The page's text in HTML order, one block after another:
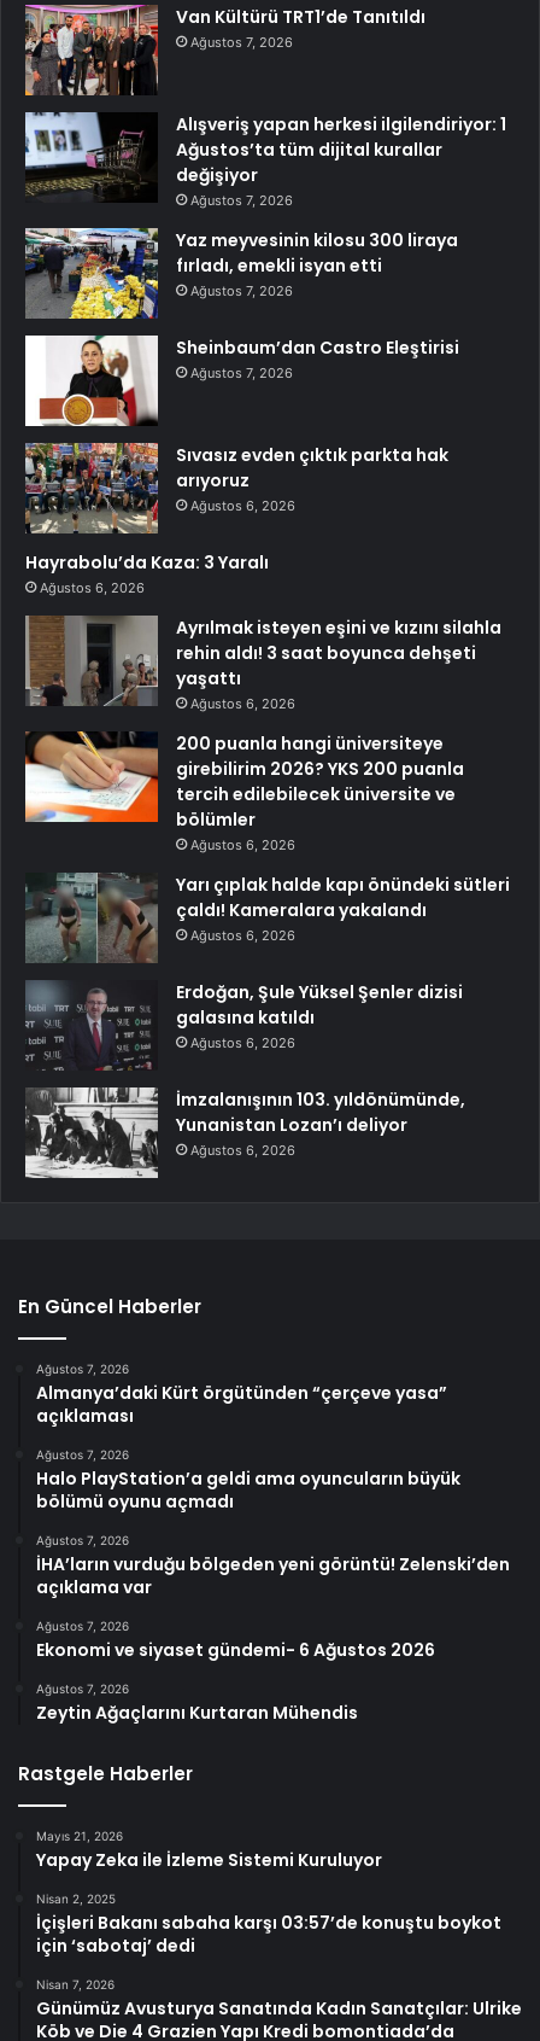
Van Kültürü TRT1’de Tanıtıldı
Ağustos 7, 2026
Alışveriş yapan herkesi ilgilendiriyor: 1
Ağustos’ta tüm dijital kurallar
değişiyor
Ağustos 7, 2026
Yaz meyvesinin kilosu 300 liraya
fırladı, emekli isyan etti
Ağustos 7, 2026
Sheinbaum’dan Castro Eleştirisi
Ağustos 7, 2026
Sıvasız evden çıktık parkta hak
arıyoruz
Ağustos 6, 2026
Hayrabolu’da Kaza: 3 Yaralı
Ağustos 6, 2026
Ayrılmak isteyen eşini ve kızını silahla
rehin aldı! 3 saat boyunca dehşeti
yaşattı
Ağustos 6, 2026
200 puanla hangi üniversiteye
girebilirim 2026? YKS 200 puanla
tercih edilebilecek üniversite ve
bölümler
Ağustos 6, 2026
Yarı çıplak halde kapı önündeki sütleri
çaldı! Kameralara yakalandı
Ağustos 6, 2026
Erdoğan, Şule Yüksel Şenler dizisi
galasına katıldı
Ağustos 6, 2026
İmzalanışının 103. yıldönümünde,
Yunanistan Lozan’ı deliyor
Ağustos 6, 2026
En Güncel Haberler
Ağustos 7, 2026
Almanya’daki Kürt örgütünden “çerçeve yasa”
açıklaması
Ağustos 7, 2026
Halo PlayStation’a geldi ama oyuncuların büyük
bölümü oyunu açmadı
Ağustos 7, 2026
İHA’ların vurduğu bölgeden yeni görüntü! Zelenski’den
açıklama var
Ağustos 7, 2026
Ekonomi ve siyaset gündemi- 6 Ağustos 2026
Ağustos 7, 2026
Zeytin Ağaçlarını Kurtaran Mühendis
Rastgele Haberler
Mayıs 21, 2026
Yapay Zeka ile İzleme Sistemi Kuruluyor
Nisan 2, 2025
İçişleri Bakanı sabaha karşı 03:57’de konuştu boykot
için ‘sabotaj’ dedi
Nisan 7, 2026
Günümüz Avusturya Sanatında Kadın Sanatçılar: Ulrike
Köb ve Die 4 Grazien Yapı Kredi bomontiada’da